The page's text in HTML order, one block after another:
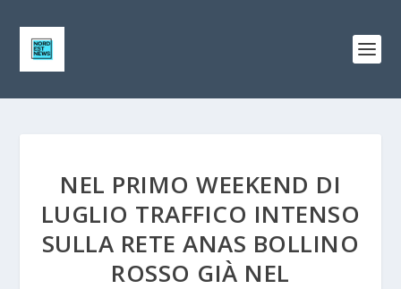
NEL PRIMO WEEKEND DI
LUGLIO TRAFFICO INTENSO
SULLA RETE ANAS BOLLINO
ROSSO GIÀ NEL